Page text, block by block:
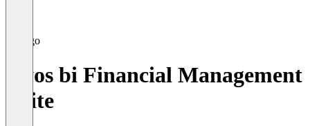
loyos bi Financial Management
Suite